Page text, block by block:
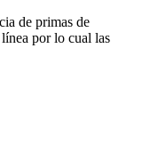
de primas de
por lo cual las